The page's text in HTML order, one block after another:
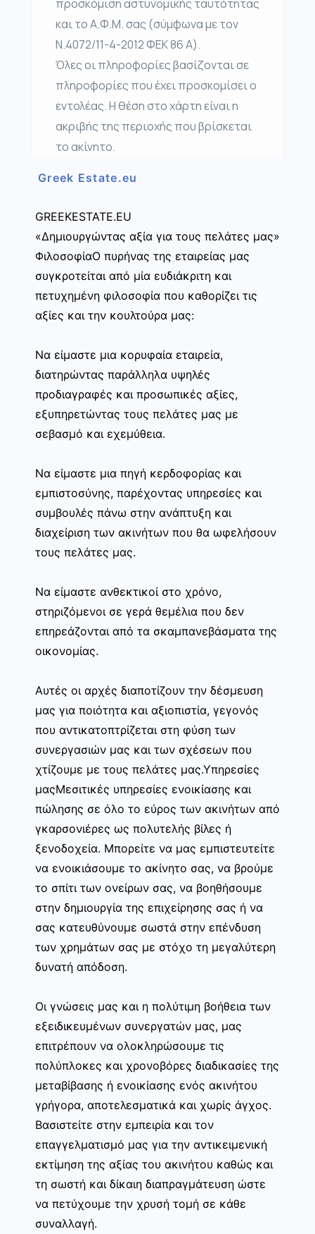
προσκόμιση αστυνομικής ταυτότητας
και το Α.Φ.Μ. σας (σύμφωνα με τον
Ν.4072/11-4-2012 ΦΕΚ 86 Α).
Όλες οι πληροφορίες βασίζονται σε
πληροφορίες που έχει προσκομίσει ο
εντολέας. Η θέση στο χάρτη είναι η
ακριβής της περιοχής που βρίσκεται
το ακίνητο.
Greek Estate.eu
GREEKESTATE.EU
«Δημιουργώντας αξία για τους πελάτες μας»
ΦιλοσοφίαΟ πυρήνας της εταιρείας μας
συγκροτείται από μία ευδιάκριτη και
πετυχημένη φιλοσοφία που καθορίζει τις
αξίες και την κουλτούρα μας:
Να είμαστε μια κορυφαία εταιρεία,
διατηρώντας παράλληλα υψηλές
προδιαγραφές και προσωπικές αξίες,
εξυπηρετώντας τους πελάτες μας με
σεβασμό και εχεμύθεια.
Να είμαστε μια πηγή κερδοφορίας και
εμπιστοσύνης, παρέχοντας υπηρεσίες και
συμβουλές πάνω στην ανάπτυξη και
διαχείριση των ακινήτων που θα ωφελήσουν
τους πελάτες μας.
Να είμαστε ανθεκτικοί στο χρόνο,
στηριζόμενοι σε γερά θεμέλια που δεν
επηρεάζονται από τα σκαμπανεβάσματα της
οικονομίας.
Αυτές οι αρχές διαποτίζουν την δέσμευση
μας για ποιότητα και αξιοπιστία, γεγονός
που αντικατοπτρίζεται στη φύση των
συνεργασιών μας και των σχέσεων που
χτίζουμε με τους πελάτες μας.Υπηρεσίες
μαςΜεσιτικές υπηρεσίες ενοικίασης και
πώλησης σε όλο το εύρος των ακινήτων από
γκαρσονιέρες ως πολυτελής βίλες ή
ξενοδοχεία. Μπορείτε να μας εμπιστευτείτε
να ενοικιάσουμε το ακίνητο σας, να βρούμε
το σπίτι των ονείρων σας, να βοηθήσουμε
στην δημιουργία της επιχείρησης σας ή να
σας κατευθύνουμε σωστά στην επένδυση
των χρημάτων σας με στόχο τη μεγαλύτερη
δυνατή απόδοση.
Οι γνώσεις μας και η πολύτιμη βοήθεια των
εξειδικευμένων συνεργατών μας, μας
επιτρέπουν να ολοκληρώσουμε τις
πολύπλοκες και χρονοβόρες διαδικασίες της
μεταβίβασης ή ενοικίασης ενός ακινήτου
γρήγορα, αποτελεσματικά και χωρίς άγχος.
Βασιστείτε στην εμπειρία και τον
επαγγελματισμό μας για την αντικειμενική
εκτίμηση της αξίας του ακινήτου καθώς και
τη σωστή και δίκαιη διαπραγμάτευση ώστε
να πετύχουμε την χρυσή τομή σε κάθε
συναλλαγή.